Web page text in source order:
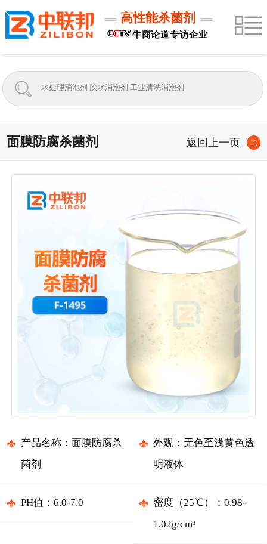
高性能杀菌剂
牛商论道专访企业
面膜防腐杀菌剂 返回上一页
产品名称：面膜防腐杀
菌剂
外观：无色至浅黄色透
明液体
PH值：6.0-7.0
密度（25℃）：0.98-
1.02g/cm³